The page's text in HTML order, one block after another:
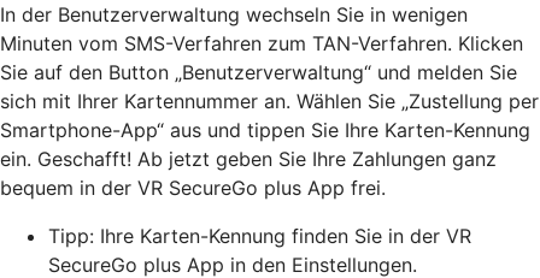
In der Benutzerverwaltung wechseln Sie in wenigen
Minuten vom SMS-Verfahren zum TAN-Verfahren. Klicken
Sie auf den Button „Benutzerverwaltung“ und melden Sie
sich mit Ihrer Kartennummer an. Wählen Sie „Zustellung per
Smartphone-App“ aus und tippen Sie Ihre Karten-Kennung
ein. Geschafft! Ab jetzt geben Sie Ihre Zahlungen ganz
bequem in der VR SecureGo plus App frei.
Tipp: Ihre Karten-Kennung finden Sie in der VR
SecureGo plus App in den Einstellungen.